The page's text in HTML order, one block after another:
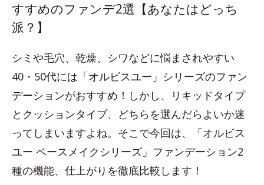
すすめのファンデ2選【あなたはどっち
派？】
シミや毛穴、乾燥、シワなどに悩まされやすい
40・50代には「オルビスユー」シリーズのファン
デーションがおすすめ！しかし、リキッドタイプ
とクッションタイプ、どちらを選んだらよいか迷
ってしまいますよね。そこで今回は、「オルビス
ユー ベースメイクシリーズ」ファンデーション2
種の機能、仕上がりを徹底比較します！